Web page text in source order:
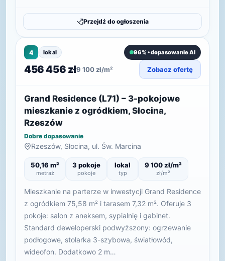
Przejdź do ogłoszenia
4 lokal 96% • dopasowanie AI
456 456 zł9 100 zł/m² Zobacz ofertę
Grand Residence (L71) – 3-pokojowe
mieszkanie z ogródkiem, Słocina,
Rzeszów
Dobre dopasowanie
Rzeszów, Słocina, ul. Św. Marcina
50,16 m²
metraż
3 pokoje
pokoje
lokal
typ
9 100 zł/m²
zł/m²
Mieszkanie na parterze w inwestycji Grand Residence
z ogródkiem 75,58 m² i tarasem 7,32 m². Oferuje 3
pokoje: salon z aneksem, sypialnię i gabinet.
Standard deweloperski podwyższony: ogrzewanie
podłogowe, stolarka 3-szybowa, światłowód,
wideofon. Dodatkowo 2 m…